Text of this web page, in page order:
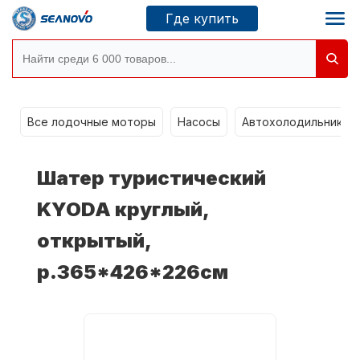
Где купить
Новосибирск
Сервисные центры
Моторы SEANOVO
Моторы CONDOR
Все лодочные моторы Насосы Автохолодильники
Шатер туристический
KYODA круглый,
открытый,
р.365*426*226см